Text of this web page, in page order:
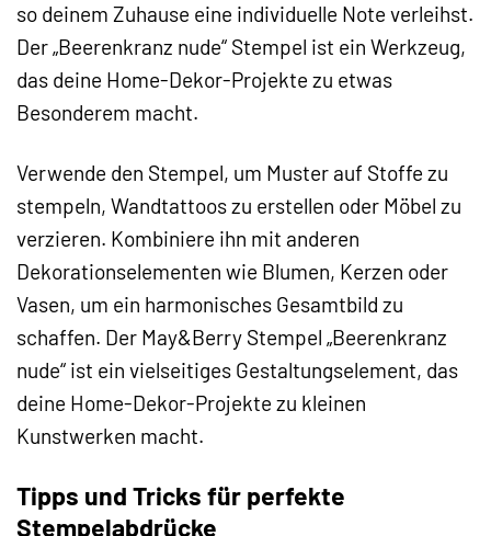
so deinem Zuhause eine individuelle Note verleihst.
Der „Beerenkranz nude“ Stempel ist ein Werkzeug,
das deine Home-Dekor-Projekte zu etwas
Besonderem macht.
Verwende den Stempel, um Muster auf Stoffe zu
stempeln, Wandtattoos zu erstellen oder Möbel zu
verzieren. Kombiniere ihn mit anderen
Dekorationselementen wie Blumen, Kerzen oder
Vasen, um ein harmonisches Gesamtbild zu
schaffen. Der May&Berry Stempel „Beerenkranz
nude“ ist ein vielseitiges Gestaltungselement, das
deine Home-Dekor-Projekte zu kleinen
Kunstwerken macht.
Tipps und Tricks für perfekte
Stempelabdrücke